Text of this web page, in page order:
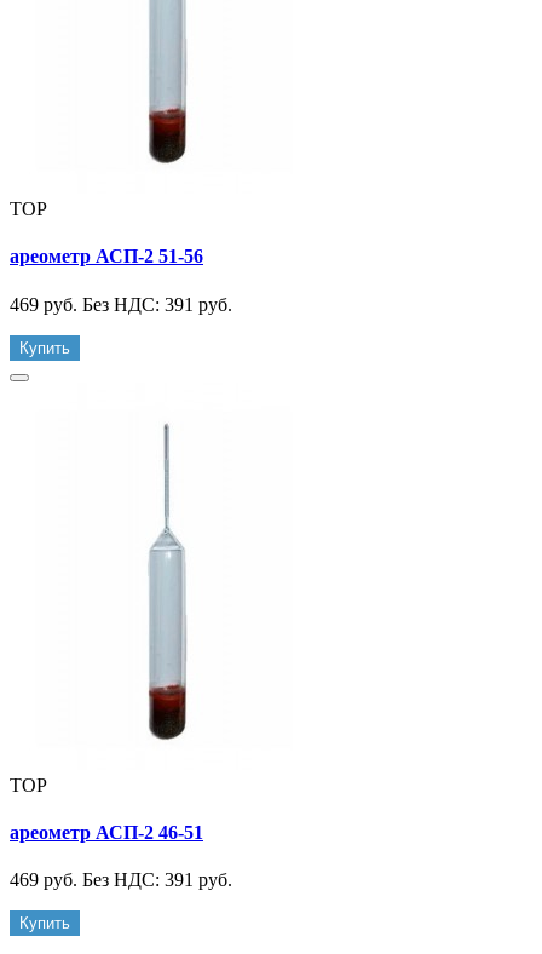
TOP
ареометр АСП-2 51-56
469 руб. Без НДС: 391 руб.
Купить
TOP
ареометр АСП-2 46-51
469 руб. Без НДС: 391 руб.
Купить